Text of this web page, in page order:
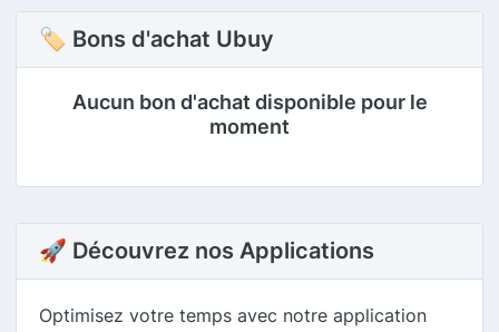
🏷 Bons d'achat Ubuy
Aucun bon d'achat disponible pour le
moment
🚀 Découvrez nos Applications
Optimisez votre temps avec notre application